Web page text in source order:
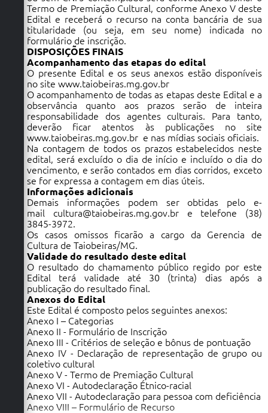
Termo de Premiação Cultural, conforme Anexo V deste
Edital e receberá o recurso na conta bancária de sua
titularidade (ou seja, em seu nome) indicada no
formulário de inscrição.
DISPOSIÇÕES FINAIS
Acompanhamento das etapas do edital
O presente Edital e os seus anexos estão disponíveis
no site www.taiobeiras.mg.gov.br
O acompanhamento de todas as etapas deste Edital e a
observância quanto aos prazos serão de inteira
responsabilidade dos agentes culturais. Para tanto,
deverão ficar atentos às publicações no site
www.taiobeiras.mg.gov.br e nas mídias sociais oficiais.
Na contagem de todos os prazos estabelecidos neste
edital, será excluído o dia de início e incluído o dia do
vencimento, e serão contados em dias corridos, exceto
se for expressa a contagem em dias úteis.
Informações adicionais
Demais informações podem ser obtidas pelo e-
mail cultura@taiobeiras.mg.gov.bre telefone (38)
3845-3972.
Os casos omissos ficarão a cargo da Gerencia de
Cultura de Taiobeiras/MG.
Validade do resultado deste edital
O resultado do chamamento público regido por este
Edital terá validade até 30 (trinta) dias após a
publicação do resultado final.
Anexos do Edital
Este Edital é composto pelos seguintes anexos:
Anexo I – Categorias
Anexo II - Formulário de Inscrição
Anexo III - Critérios de seleção e bônus de pontuação
Anexo IV - Declaração de representação de grupo ou
coletivo cultural
Anexo V - Termo de Premiação Cultural
Anexo VI - Autodeclaração Étnico-racial
Anexo VII - Autodeclaração para pessoa com deficiência
Anexo VIII – Formulário de Recurso